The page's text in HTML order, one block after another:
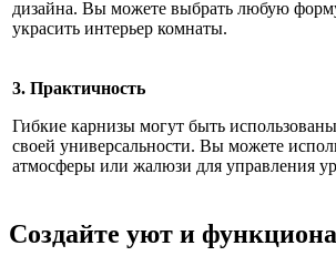
дизайна. Вы можете выбрать любую
украсить интерьер комнаты.
3. Практичность
Гибкие карнизы могут быть
своей универсальности. Вы можете
атмосферы или жалюзи для управления
Создайте уют и